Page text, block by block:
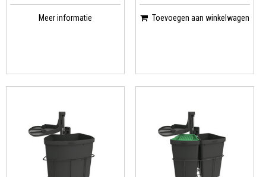
Meer informatie Toevoegen aan winkelwagen